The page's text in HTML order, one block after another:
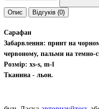
Опис
Відгуків (0)
Сарафан
Забарвлення: принт на
червоному, пальми на темно-
Розмір: xs-s, m-l
Тканина - льон.